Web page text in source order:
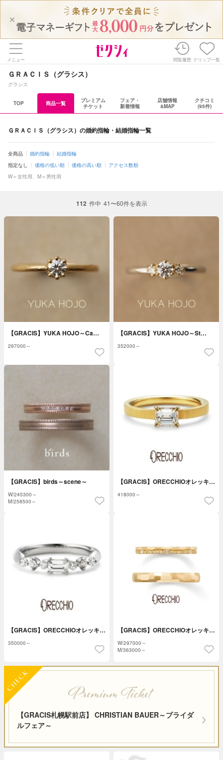
メニュー 閲覧履歴 クリップ一覧
ＧＲＡＣＩＳ（グラシス）
グラシス
TOP 商品一覧
プレミアム
チケット
フェア・
新着情報
店舗情報
&MAP
クチコミ
(95件)
ＧＲＡＣＩＳ（グラシス）の婚約指輪・結婚指輪一覧
全商品 婚約指輪
結婚指輪
指定なし
価格の低い順 価格の高い順
アクセス数順
W＝女性用、M＝男性用
112 件中 41〜60件を表示
【GRACIS】YUKA HOJO～Ca…
297000～
【GRACIS】YUKA HOJO～St…
352000～
【GRACIS】birds～scene～
W/245300～
M/258500～
【GRACIS】ORECCHIOオレッキ…
418000～
【GRACIS】ORECCHIOオレッキ…
350000～
【GRACIS】ORECCHIOオレッキ…
W/297000～
M/363000～
【GRACIS札幌駅前店】 CHRISTIAN BAUER～ブライダ
ルフェア～